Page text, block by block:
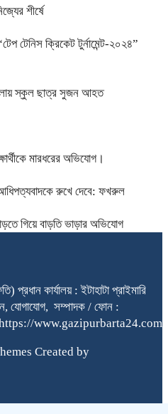
শীর্ষে
টেনিস ক্রিকেট টুর্নামেন্ট-২০২৪”
স্কুল ছাত্র সুজন আহত
মারধরের অভিযোগ।
রুখে দেবে: ফখরুল
গিয়ে বাড়তি ভাড়ার অভিযোগ
কার্যালয় : ইটাহাটা প্রাইমারি
যোগাযোগ, সম্পাদক / ফোন :
https://www.gazipurbarta24.com
Created by